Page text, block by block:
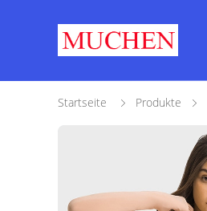
Startseite Produkte